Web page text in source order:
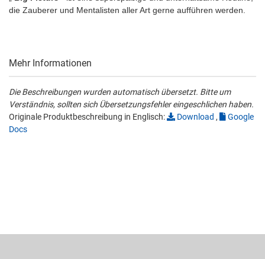
die Zauberer und Mentalisten aller Art gerne aufführen werden.
Mehr Informationen
Die Beschreibungen wurden automatisch übersetzt. Bitte um
Verständnis, sollten sich Übersetzungsfehler eingeschlichen haben.
Originale Produktbeschreibung in Englisch:
Download ,
Google
Docs